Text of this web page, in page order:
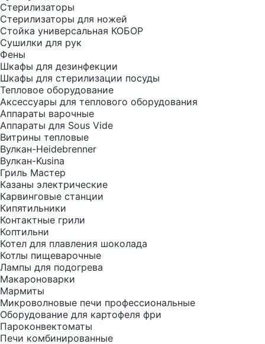
Стерилизаторы
Стерилизаторы для ножей
Стойка универсальная КОБОР
Сушилки для рук
Фены
Шкафы для дезинфекции
Шкафы для стерилизации посуды
Тепловое оборудование
Аксессуары для теплового оборудования
Аппараты варочные
Аппараты для Sous Vide
Витрины тепловые
Вулкан-Heidebrenner
Вулкан-Kusina
Гриль Мастер
Казаны электрические
Карвинговые станции
Кипятильники
Контактные грили
Коптильни
Котел для плавления шоколада
Котлы пищеварочные
Лампы для подогрева
Макароноварки
Мармиты
Микроволновые печи профессиональные
Оборудование для картофеля фри
Пароконвектоматы
Печи комбинированные